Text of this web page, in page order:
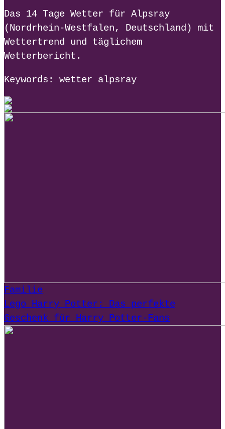
Das 14 Tage Wetter für Alpsray
(Nordrhein-Westfalen, Deutschland) mit
Wettertrend und täglichem
Wetterbericht.
Keywords: wetter alpsray
Familie
Lego Harry Potter: Das perfekte
Geschenk für Harry Potter-Fans